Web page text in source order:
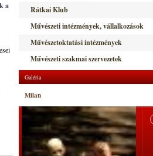
a
Rátkai Klub
Művészeti intézmények, vállalkozások
Művészetoktatási intézmények
Művészeti szakmai szervezetek
Galéria
Milan